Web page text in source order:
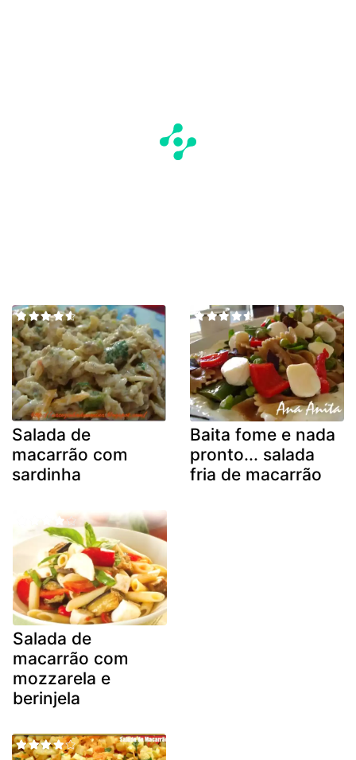
Salada de
macarrão com
sardinha
Baita fome e nada
pronto... salada
fria de macarrão
Salada de
macarrão com
mozzarela e
berinjela